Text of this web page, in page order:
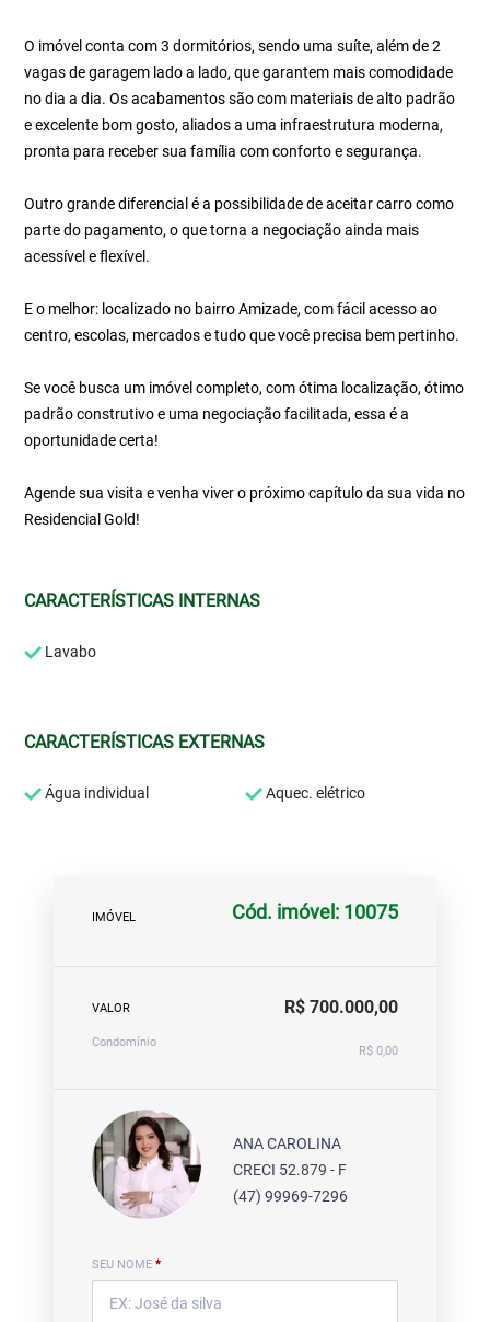
O imóvel conta com 3 dormitórios, sendo uma suíte, além de 2
vagas de garagem lado a lado, que garantem mais comodidade
no dia a dia. Os acabamentos são com materiais de alto padrão
e excelente bom gosto, aliados a uma infraestrutura moderna,
pronta para receber sua família com conforto e segurança.
Outro grande diferencial é a possibilidade de aceitar carro como
parte do pagamento, o que torna a negociação ainda mais
acessível e flexível.
E o melhor: localizado no bairro Amizade, com fácil acesso ao
centro, escolas, mercados e tudo que você precisa bem pertinho.
Se você busca um imóvel completo, com ótima localização, ótimo
padrão construtivo e uma negociação facilitada, essa é a
oportunidade certa!
Agende sua visita e venha viver o próximo capítulo da sua vida no
Residencial Gold!
CARACTERÍSTICAS INTERNAS
Lavabo
CARACTERÍSTICAS EXTERNAS
Água individual Aquec. elétrico
IMÓVEL Cód. imóvel: 10075
VALOR R$ 700.000,00
Condomínio
R$ 0,00
ANA CAROLINA
CRECI 52.879 - F
(47) 99969-7296
SEU NOME *